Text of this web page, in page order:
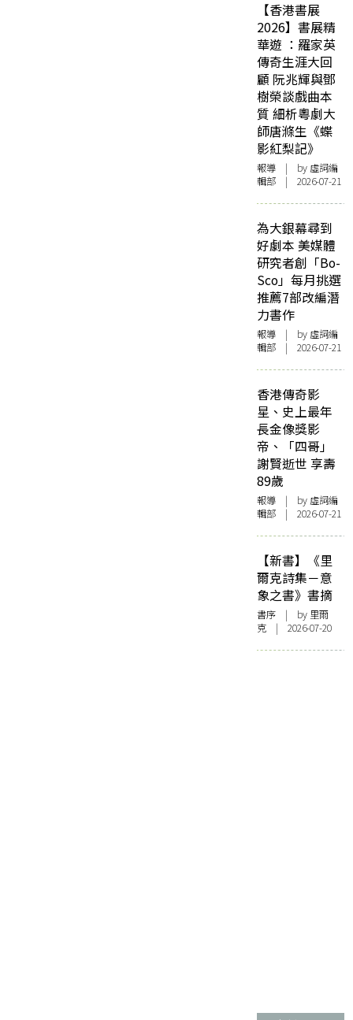
【香港書展
2026】書展精
華遊 ：羅家英
傳奇生涯大回
顧 阮兆輝與鄧
樹榮談戲曲本
質 細析粵劇大
師唐滌生《蝶
影紅梨記》
報導 | by 虛詞編
輯部 | 2026-07-21
為大銀幕尋到
好劇本 美媒體
研究者創「Bo-
Sco」每月挑選
推薦7部改編潛
力書作
報導 | by 虛詞編
輯部 | 2026-07-21
香港傳奇影
星、史上最年
長金像獎影
帝、「四哥」
謝賢逝世 享壽
89歲
報導 | by 虛詞編
輯部 | 2026-07-21
【新書】《里
爾克詩集－意
象之書》書摘
書序 | by 里爾
克 | 2026-07-20